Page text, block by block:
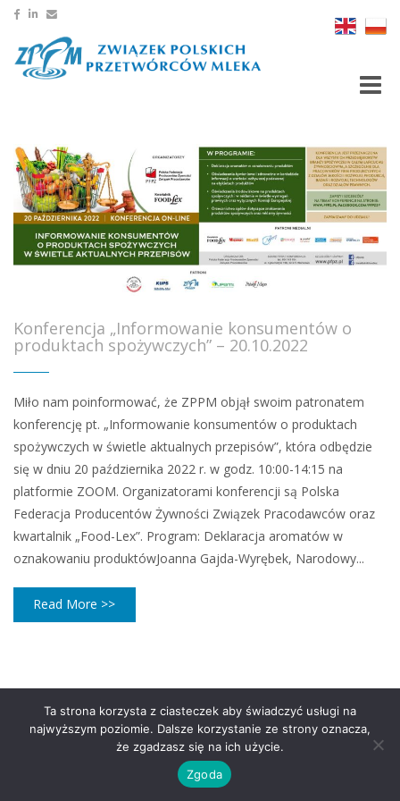
Konferencja „Informowanie konsumentów o
produktach spożywczych” – 20.10.2022
Miło nam poinformować, że ZPPM objął swoim patronatem
konferencję pt. „Informowanie konsumentów o produktach
spożywczych w świetle aktualnych przepisów”, która odbędzie
się w dniu 20 października 2022 r. w godz. 10:00-14:15 na
platformie ZOOM. Organizatorami konferencji są Polska
Federacja Producentów Żywności Związek Pracodawców oraz
kwartalnik „Food-Lex”. Program: Deklaracja aromatów w
oznakowaniu produktówJoanna Gajda-Wyrębek, Narodowy...
Read More >>
Ta strona korzysta z ciasteczek aby świadczyć usługi na
najwyższym poziomie. Dalsze korzystanie ze strony oznacza,
że zgadzasz się na ich użycie.
Zgoda